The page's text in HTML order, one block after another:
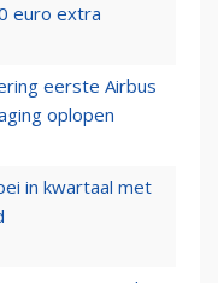
euro extra
eerste Airbus
oplopen
in kwartaal met